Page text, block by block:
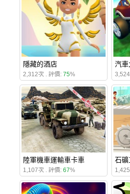
隱藏的酒店
2,312次 . 評價: 75%
汽車
陸軍機車運輸車卡車
1,107次 . 評價: 67%
石礦